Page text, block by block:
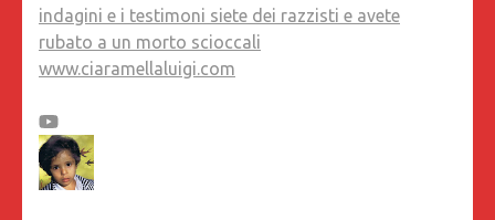
indagini e i testimoni siete dei razzisti e avete
rubato a un morto scioccali
www.ciaramellaluigi.com